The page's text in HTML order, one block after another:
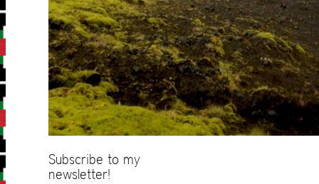
Subscribe to my
newsletter!